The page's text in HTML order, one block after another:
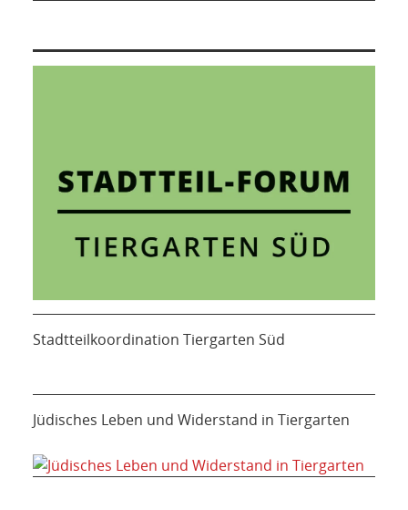
Stadtteilkoordination Tiergarten Süd
Jüdisches Leben und Widerstand in Tiergarten